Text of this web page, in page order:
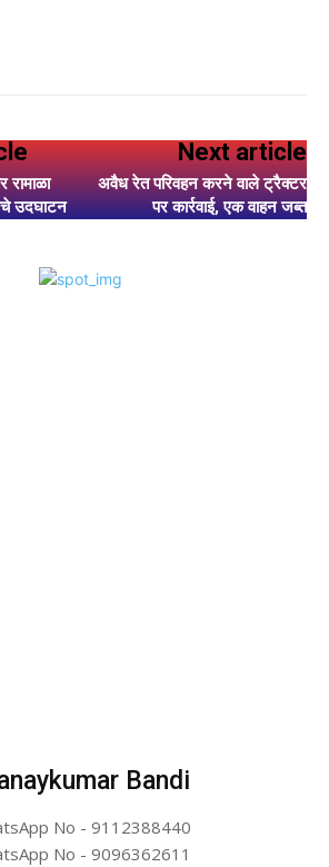
रामाळा
उदघाटन
Next article
अवैध रेत परिवहन करने वाले ट्रैक्टर
पर कार्रवाई, एक वाहन जब्त
Bandi
No - 9112388440
No - 9096362611